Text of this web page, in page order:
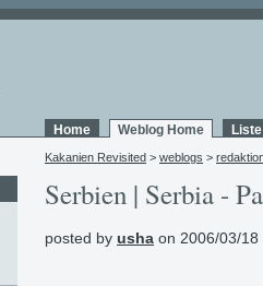
Home Weblog Home
Kakanien Revisited > weblogs >
Serbien | Serbia -
posted by usha on 2006/03/18